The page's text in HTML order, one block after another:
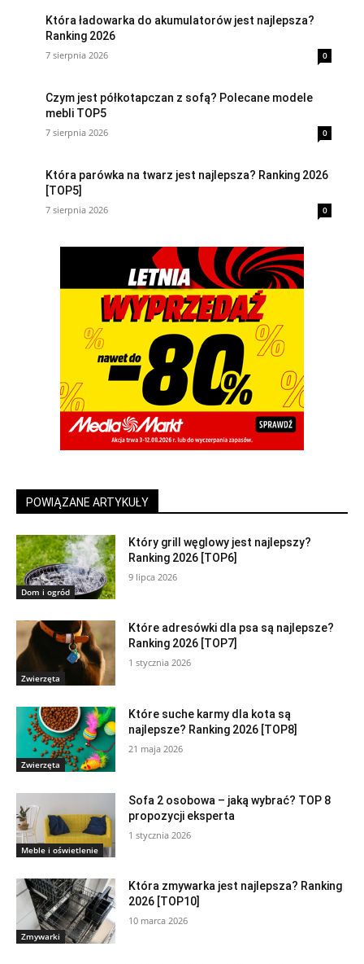
Która ładowarka do akumulatorów jest najlepsza?
Ranking 2026
7 sierpnia 2026 0
Czym jest półkotapczan z sofą? Polecane modele
mebli TOP5
7 sierpnia 2026 0
Która parówka na twarz jest najlepsza? Ranking 2026
[TOP5]
7 sierpnia 2026 0
POWIĄZANE ARTYKUŁY
Dom i ogród
Który grill węglowy jest najlepszy?
Ranking 2026 [TOP6]
9 lipca 2026
Zwierzęta
Które adresówki dla psa są najlepsze?
Ranking 2026 [TOP7]
1 stycznia 2026
Zwierzęta
Które suche karmy dla kota są
najlepsze? Ranking 2026 [TOP8]
21 maja 2026
Meble i oświetlenie
Sofa 2 osobowa – jaką wybrać? TOP 8
propozycji eksperta
1 stycznia 2026
Zmywarki
Która zmywarka jest najlepsza? Ranking
2026 [TOP10]
10 marca 2026